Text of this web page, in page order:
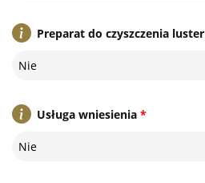
Preparat do czyszczenia luster
Nie
*
Usługa wniesienia
Nie